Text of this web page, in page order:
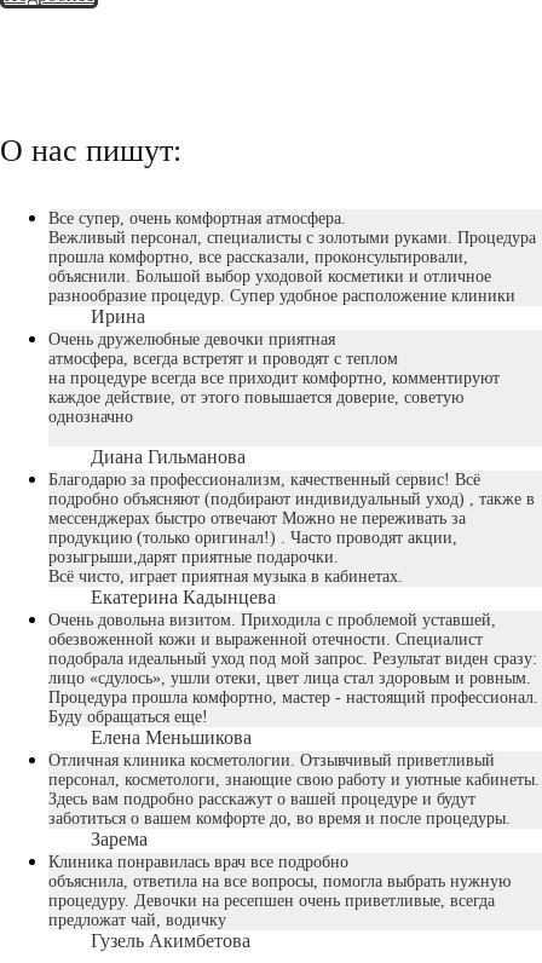
О нас пишут:
Все супер, очень комфортная атмосфера.
Вежливый персонал, специалисты с золотыми руками. Процедура
прошла комфортно, все рассказали, проконсультировали,
объяснили. Большой выбор уходовой косметики и отличное
разнообразие процедур. Супер удобное расположение клиники
Ирина
Очень дружелюбные девочки приятная
атмосфера, всегда встретят и проводят с теплом
на процедуре всегда все приходит комфортно, комментируют
каждое действие, от этого повышается доверие, советую
однозначно
Диана Гильманова
Благодарю за профессионализм, качественный сервис! Всё
подробно объясняют (подбирают индивидуальный уход) , также в
мессенджерах быстро отвечают Можно не переживать за
продукцию (только оригинал!) . Часто проводят акции,
розыгрыши,дарят приятные подарочки.
Всё чисто, играет приятная музыка в кабинетах.
Екатерина Кадынцева
Очень довольна визитом. Приходила с проблемой уставшей,
обезвоженной кожи и выраженной отечности. Специалист
подобрала идеальный уход под мой запрос. Результат виден сразу:
лицо «сдулось», ушли отеки, цвет лица стал здоровым и ровным.
Процедура прошла комфортно, мастер - настоящий профессионал.
Буду обращаться еще!
Елена Меньшикова
Отличная клиника косметологии. Отзывчивый приветливый
персонал, косметологи, знающие свою работу и уютные кабинеты.
Здесь вам подробно расскажут о вашей процедуре и будут
заботиться о вашем комфорте до, во время и после процедуры.
Зарема
Клиника понравилась врач все подробно
объяснила, ответила на все вопросы, помогла выбрать нужную
процедуру. Девочки на ресепшен очень приветливые, всегда
предложат чай, водичку
Гузель Акимбетова